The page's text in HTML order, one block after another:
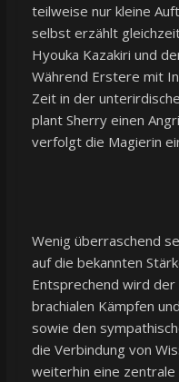
teilweise nur kleine
selbst erzählt
Hyouka Kazakiri und
Während Erstere mit
Zeit in der
plant Sherry einen
verfolgt die Magierin
Wenig überraschend
auf die bekannten
Entsprechend wird
brachialen Kämpfen
sowie den
die Verbindung von
weiterhin eine